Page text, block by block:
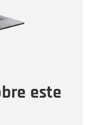
este